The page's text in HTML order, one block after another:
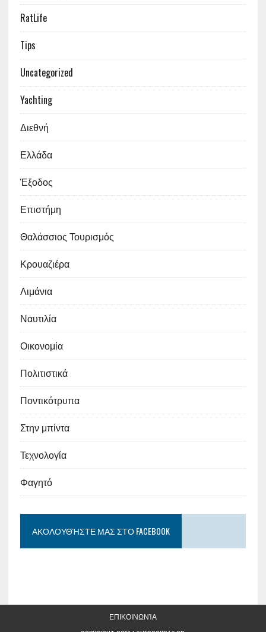
RatLife
Tips
Uncategorized
Yachting
Διεθνή
Ελλάδα
Έξοδος
Επιστήμη
Θαλάσσιος Τουρισμός
Κρουαζιέρα
Λιμάνια
Ναυτιλία
Οικονομία
Πολιτιστικά
Ποντικότρυπα
Στην μπίντα
Τεχνολογία
Φαγητό
ΑΚΟΛΟΥΘΉΣΤΕ ΜΑΣ ΣΤΟ FACEBOOK
ΕΠΙΚΟΙΝΩΝΊΑ